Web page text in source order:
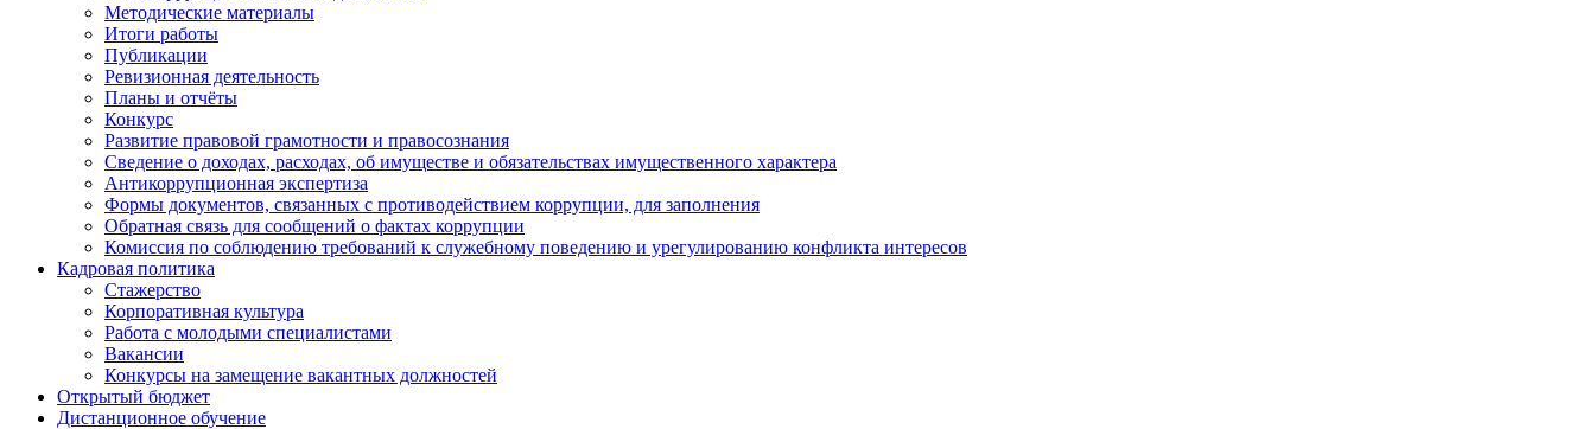
Методические материалы
Итоги работы
Публикации
Ревизионная деятельность
Планы и отчёты
Конкурс
Развитие правовой грамотности и правосознания
Сведение о доходах, расходах, об имуществе и обязательствах имущественного характера
Антикоррупционная экспертиза
Формы документов, связанных с противодействием коррупции, для заполнения
Обратная связь для сообщений о фактах коррупции
Комиссия по соблюдению требований к служебному поведению и урегулированию конфликта интересов
Кадровая политика
Стажерство
Корпоративная культура
Работа с молодыми специалистами
Вакансии
Конкурсы на замещение вакантных должностей
Открытый бюджет
Дистанционное обучение